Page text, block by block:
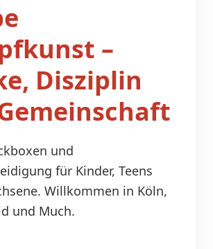
–
Disziplin
und
für Kinder, Teens
Willkommen in Köln,
und Much.